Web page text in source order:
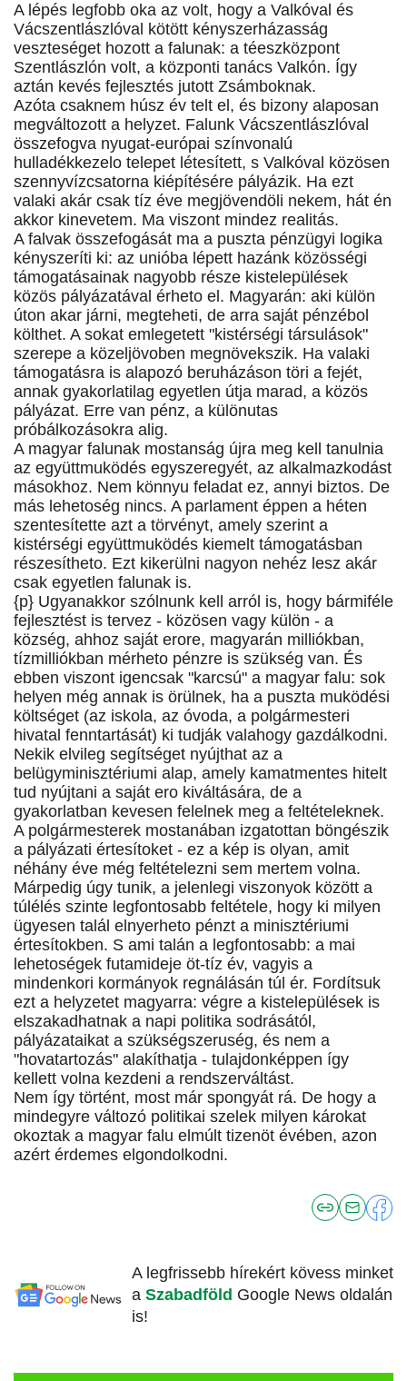
A lépés legfobb oka az volt, hogy a Valkóval és
Vácszentlászlóval kötött kényszerházasság
veszteséget hozott a falunak: a téeszközpont
Szentlászlón volt, a központi tanács Valkón. Így
aztán kevés fejlesztés jutott Zsámboknak.
Azóta csaknem húsz év telt el, és bizony alaposan
megváltozott a helyzet. Falunk Vácszentlászlóval
összefogva nyugat-európai színvonalú
hulladékkezelo telepet létesített, s Valkóval közösen
szennyvízcsatorna kiépítésére pályázik. Ha ezt
valaki akár csak tíz éve megjövendöli nekem, hát én
akkor kinevetem. Ma viszont mindez realitás.
A falvak összefogását ma a puszta pénzügyi logika
kényszeríti ki: az unióba lépett hazánk közösségi
támogatásainak nagyobb része kistelepülések
közös pályázatával érheto el. Magyarán: aki külön
úton akar járni, megteheti, de arra saját pénzébol
költhet. A sokat emlegetett "kistérségi társulások"
szerepe a közeljövoben megnövekszik. Ha valaki
támogatásra is alapozó beruházáson töri a fejét,
annak gyakorlatilag egyetlen útja marad, a közös
pályázat. Erre van pénz, a különutas
próbálkozásokra alig.
A magyar falunak mostanság újra meg kell tanulnia
az együttmuködés egyszeregyét, az alkalmazkodást
másokhoz. Nem könnyu feladat ez, annyi biztos. De
más lehetoség nincs. A parlament éppen a héten
szentesítette azt a törvényt, amely szerint a
kistérségi együttmuködés kiemelt támogatásban
részesítheto. Ezt kikerülni nagyon nehéz lesz akár
csak egyetlen falunak is.
{p} Ugyanakkor szólnunk kell arról is, hogy bármiféle
fejlesztést is tervez - közösen vagy külön - a
község, ahhoz saját erore, magyarán milliókban,
tízmilliókban mérheto pénzre is szükség van. És
ebben viszont igencsak "karcsú" a magyar falu: sok
helyen még annak is örülnek, ha a puszta muködési
költséget (az iskola, az óvoda, a polgármesteri
hivatal fenntartását) ki tudják valahogy gazdálkodni.
Nekik elvileg segítséget nyújthat az a
belügyminisztériumi alap, amely kamatmentes hitelt
tud nyújtani a saját ero kiváltására, de a
gyakorlatban kevesen felelnek meg a feltételeknek.
A polgármesterek mostanában izgatottan böngészik
a pályázati értesítoket - ez a kép is olyan, amit
néhány éve még feltételezni sem mertem volna.
Márpedig úgy tunik, a jelenlegi viszonyok között a
túlélés szinte legfontosabb feltétele, hogy ki milyen
ügyesen talál elnyerheto pénzt a minisztériumi
értesítokben. S ami talán a legfontosabb: a mai
lehetoségek futamideje öt-tíz év, vagyis a
mindenkori kormányok regnálásán túl ér. Fordítsuk
ezt a helyzetet magyarra: végre a kistelepülések is
elszakadhatnak a napi politika sodrásától,
pályázataikat a szükségszeruség, és nem a
"hovatartozás" alakíthatja - tulajdonképpen így
kellett volna kezdeni a rendszerváltást.
Nem így történt, most már spongyát rá. De hogy a
mindegyre változó politikai szelek milyen károkat
okoztak a magyar falu elmúlt tizenöt évében, azon
azért érdemes elgondolkodni.
A legfrissebb hírekért kövess minket
a Szabadföld Google News oldalán
is!